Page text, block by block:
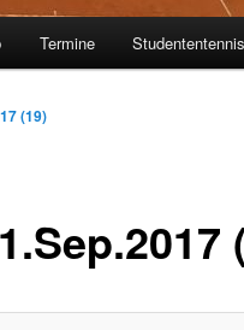
Termine Studententennis
(19)